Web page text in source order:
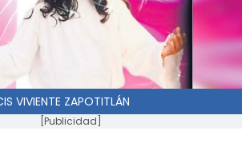
VIVIENTE ZAPOTITLÁN
[Publicidad]